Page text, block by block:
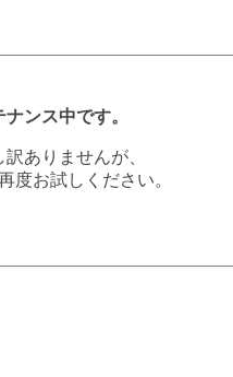
ンス中です。
ありませんが、
度お試しください。